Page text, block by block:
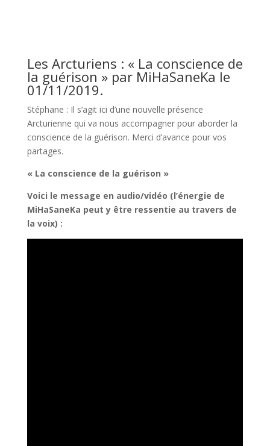
Les Arcturiens : « La conscience de
la guérison » par MiHaSaneKa le
01/11/2019.
Stéphane : Il s’agit ici d’une nouvelle présence
Arcturienne qui va nous accompagner pour aborder la
conscience de la guérison. Merci d’avance pour vos
partages.
« La conscience de la guérison »
Voici le message en audio/vidéo (l’énergie de
MiHaSaneKa peut y être ressentie au travers de
la voix) :